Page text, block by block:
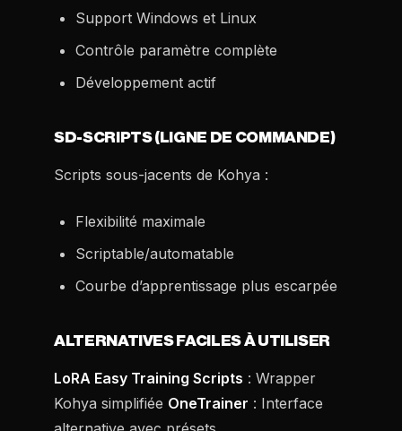
Support Windows et Linux
Contrôle paramètre complète
Développement actif
SD-SCRIPTS (LIGNE DE COMMANDE)
Scripts sous-jacents de Kohya :
Flexibilité maximale
Scriptable/automatable
Courbe d’apprentissage plus escarpée
ALTERNATIVES FACILES À UTILISER
LoRA Easy Training Scripts : Wrapper
Kohya simplifiée OneTrainer : Interface